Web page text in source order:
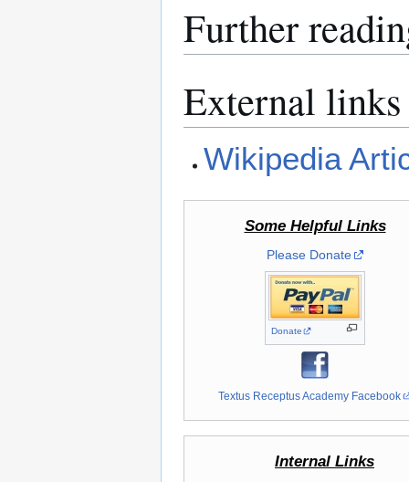
Further
External links
Wikipedia
Some Helpful Links
Please Donate
Donate
Textus Receptus Academy Facebook
Internal Links